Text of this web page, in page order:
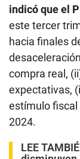
indicó que el
este tercer
hacia finales
compra real,
expectativas,
estímulo fiscal
2024.
LEE